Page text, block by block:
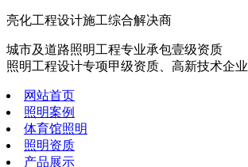
亮化工程设计施工综合解决商
城市及道路照明工程专业承包壹级资质
照明工程设计专项甲级资质、高新技术企业
网站首页
照明案例
体育馆照明
照明资质
产品展示